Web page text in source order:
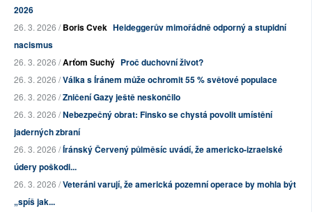
2026
26. 3. 2026 /Boris Cvek Heideggerův mimořádně odporný a stupidní
nacismus
26. 3. 2026 /Arťom Suchý Proč duchovní život?
26. 3. 2026 /Válka s Íránem může ochromit 55 % světové populace
26. 3. 2026 /Zničení Gazy ještě neskončilo
26. 3. 2026 /Nebezpečný obrat: Finsko se chystá povolit umístění
jaderných zbraní
26. 3. 2026 /Íránský Červený půlměsíc uvádí, že americko-izraelské
údery poškodi...
26. 3. 2026 /Veteráni varují, že americká pozemní operace by mohla být
„spíš jak...